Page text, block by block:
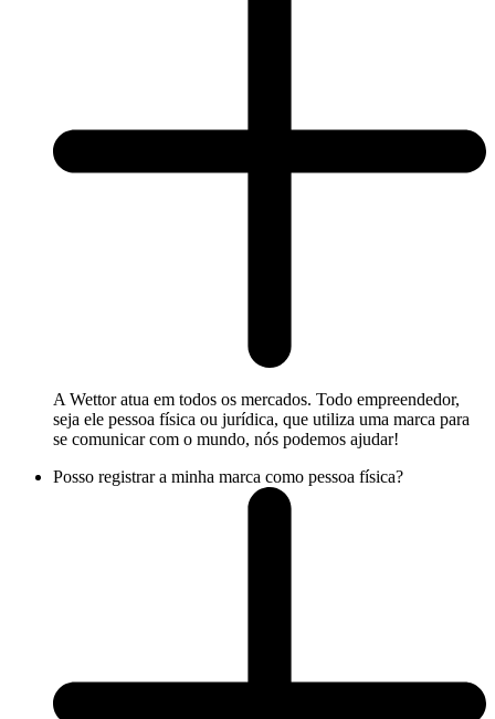
A Wettor atua em todos os mercados. Todo empreendedor,
seja ele pessoa física ou jurídica, que utiliza uma marca para
se comunicar com o mundo, nós podemos ajudar!
Posso registrar a minha marca como pessoa física?